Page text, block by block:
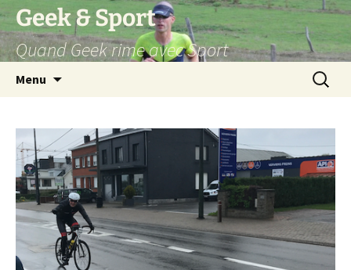
Aller
au
contenu
Geek & Sport
Quand Geek rime avec Sport
Menu